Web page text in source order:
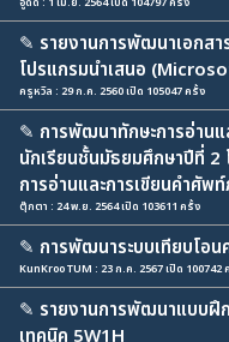
✎ รายงานการพัฒนาเอกสา
โปรแกรมนำเสนอ
ครูหวิล : 29 ก.ค. 2560 เปิด 105047 ครั้ง
✎ การพัฒนาทักษะการอ่าน
นักเรียนชั้นมัธยมศึกษาปีที่
การอ่านและการเขียนคำศัพ
ตุ๊กตา : 24 พ.ย. 2564 เปิด 103611 ครั้ง
✎ การพัฒนาระบบเทียบโอ
KunKroo TUM : 23 ก.ค. 2567 เปิด 100742
✎ รายงานการพัฒนาแบบฝึก